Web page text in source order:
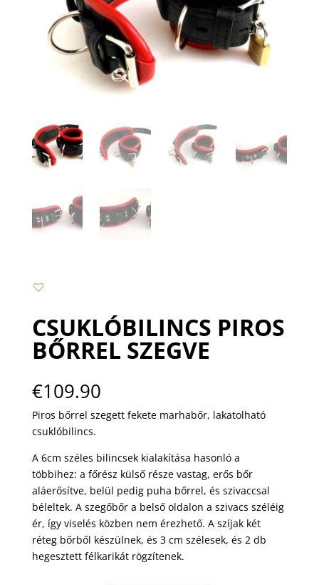
CSUKLÓBILINCS PIROS
BŐRREL SZEGVE
€109.90
Piros bőrrel szegett fekete marhabőr, lakatolható
csuklóbilincs.
A 6cm széles bilincsek kialakítása hasonló a
többihez: a főrész külső része vastag, erős bőr
aláerősítve, belül pedig puha bőrrel, és szivaccsal
béleltek. A szegőbőr a belső oldalon a szivacs széléig
ér, így viselés közben nem érezhető. A szíjak két
réteg bőrből készülnek, és 3 cm szélesek, és 2 db
hegesztett félkarikát rögzítenek.